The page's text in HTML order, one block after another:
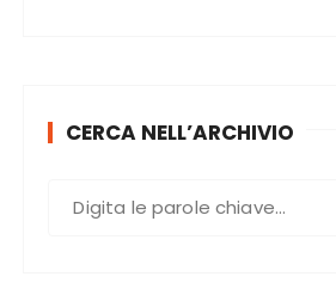
CERCA NELL’ARCHIVIO